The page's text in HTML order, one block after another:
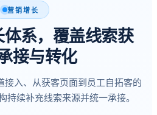
营销增长
系，覆盖线索获
接与转化
接入、从获客页面到员工自拓客的
持续补充线索来源并统一承接。